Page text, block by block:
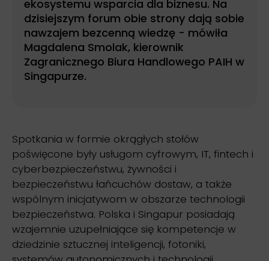
ekosystemu wsparcia dla biznesu. Na
dzisiejszym forum obie strony dają sobie
nawzajem bezcenną wiedzę - mówiła
Magdalena Smolak, kierownik
Zagranicznego Biura Handlowego PAIH w
Singapurze.
Spotkania w formie okrągłych stołów
poświęcone były usługom cyfrowym, IT, fintech i
cyberbezpieczeństwu, żywności i
bezpieczeństwu łańcuchów dostaw, a także
wspólnym inicjatywom w obszarze technologii
bezpieczeństwa. Polska i Singapur posiadają
wzajemnie uzupełniające się kompetencje w
dziedzinie sztucznej inteligencji, fotoniki,